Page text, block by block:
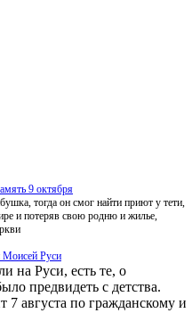
9 октября
тогда он смог найти приют у тети,
и потеряв свою родню и жилье,
Руси
на Руси, есть те, о
предвидеть с детства.
7 августа по гражданскому и